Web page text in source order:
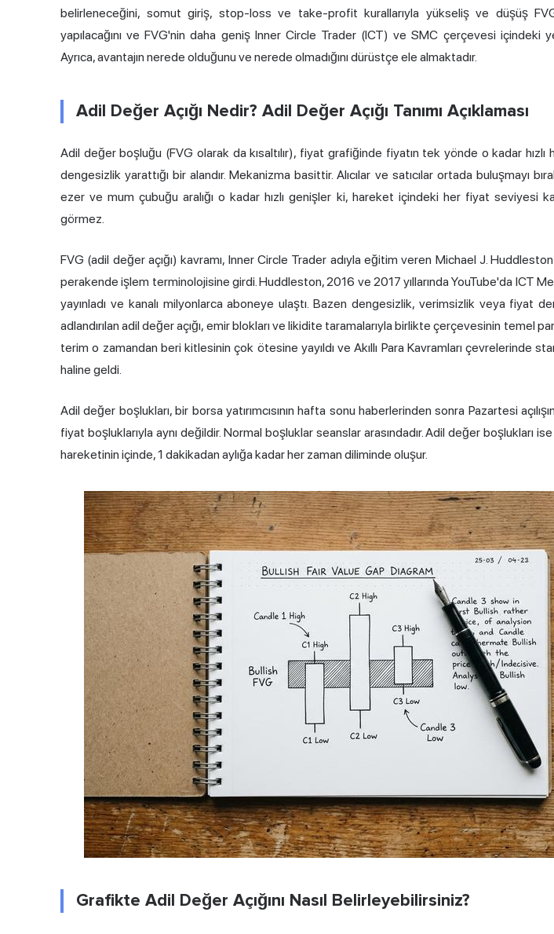
belirleneceğini, somut giriş, stop-loss ve take-profit kurallarıyla yükseliş ve düşüş
yapılacağını ve FVG'nin daha geniş Inner Circle Trader (ICT) ve SMC çerçevesi içindeki
Ayrıca, avantajın nerede olduğunu ve nerede olmadığını dürüstçe ele almaktadır.
Adil Değer Açığı Nedir? Adil Değer Açığı Tanımı Açıklaması
Adil değer boşluğu (FVG olarak da kısaltılır), fiyat grafiğinde fiyatın tek yönde o kadar
dengesizlik yarattığı bir alandır. Mekanizma basittir. Alıcılar ve satıcılar ortada buluşmayı
ezer ve mum çubuğu aralığı o kadar hızlı genişler ki, hareket içindeki her fiyat seviyesi
görmez.
FVG (adil değer açığı) kavramı, Inner Circle Trader adıyla eğitim veren Michael J.
perakende işlem terminolojisine girdi. Huddleston, 2016 ve 2017 yıllarında YouTube'da ICT
yayınladı ve kanalı milyonlarca aboneye ulaştı. Bazen dengesizlik, verimsizlik veya fiyat
adlandırılan adil değer açığı, emir blokları ve likidite taramalarıyla birlikte çerçevesinin temel
terim o zamandan beri kitlesinin çok ötesine yayıldı ve Akıllı Para Kavramları çevrelerinde
haline geldi.
Adil değer boşlukları, bir borsa yatırımcısının hafta sonu haberlerinden sonra Pazartesi
fiyat boşluklarıyla aynı değildir. Normal boşluklar seanslar arasındadır. Adil değer boşlukları
hareketinin içinde, 1 dakikadan aylığa kadar her zaman diliminde oluşur.
Grafikte Adil Değer Açığını Nasıl Belirleyebilirsiniz?